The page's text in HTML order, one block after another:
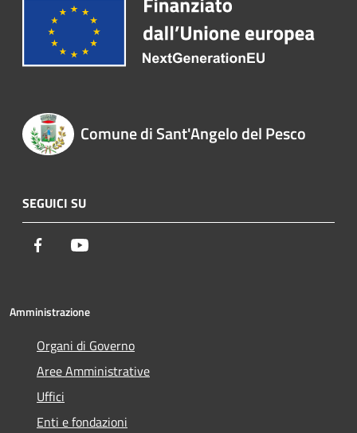
Comune di Sant'Angelo del Pesco
SEGUICI SU
Facebook
Amministrazione
Organi di Governo
Aree Amministrative
Uffici
Enti e fondazioni